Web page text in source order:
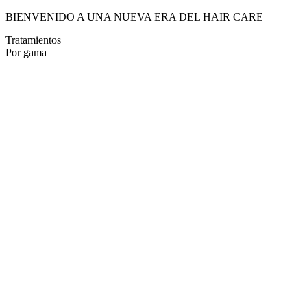
BIENVENIDO A UNA NUEVA ERA DEL HAIR CARE
Tratamientos
Por gama